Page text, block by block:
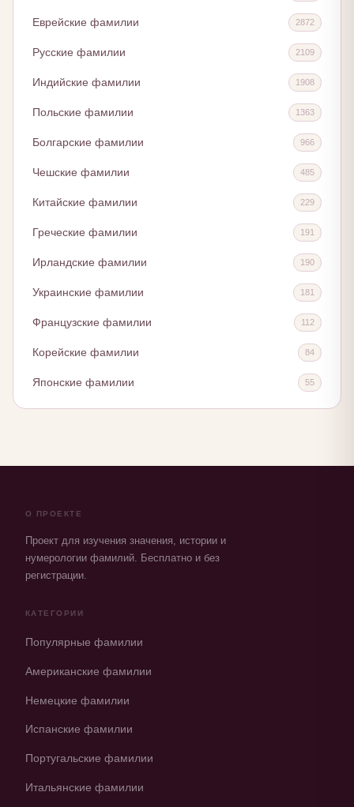
Еврейские фамилии 2872
Русские фамилии 2109
Индийские фамилии 1908
Польские фамилии 1363
Болгарские фамилии 966
Чешские фамилии 485
Китайские фамилии 229
Греческие фамилии 191
Ирландские фамилии 190
Украинские фамилии 181
Французские фамилии 112
Корейские фамилии 84
Японские фамилии 55
О ПРОЕКТЕ
Проект для изучения значения, истории и
нумерологии фамилий. Бесплатно и без
регистрации.
КАТЕГОРИИ
Популярные фамилии
Американские фамилии
Немецкие фамилии
Испанские фамилии
Португальские фамилии
Итальянские фамилии